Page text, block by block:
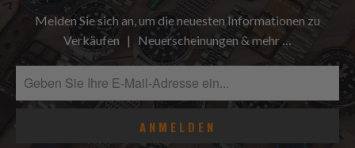
Melden Sie sich an, um die neuesten Informationen zu
Verkäufen | Neuerscheinungen & mehr …